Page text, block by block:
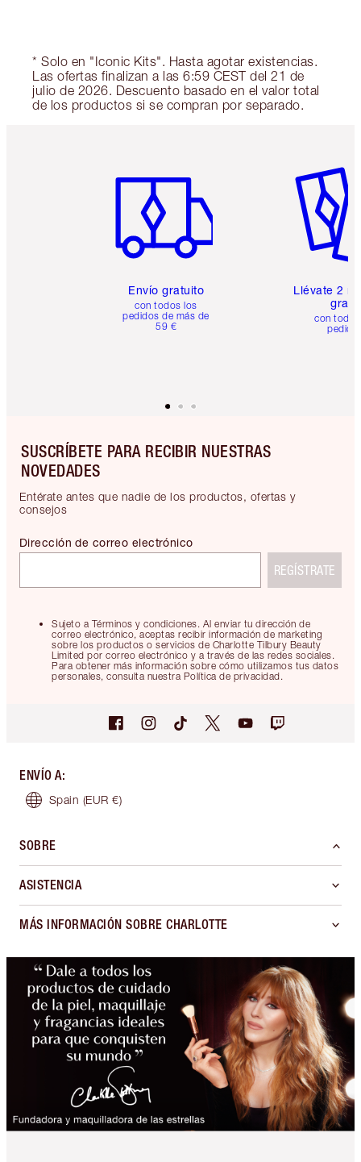
* Solo en "Iconic Kits". Hasta agotar existencias.
Las ofertas finalizan a las 6:59 CEST del 21 de
julio de 2026. Descuento basado en el valor total
de los productos si se compran por separado.
Envío gratuito
con todos los
pedidos de más de
59 €
Llévate 2
gratis
con
SUSCRÍBETE PARA RECIBIR NUESTRAS
NOVEDADES
Entérate antes que nadie de los productos, ofertas y
consejos
Sujeto a Términos y condiciones. Al enviar tu dirección de
correo electrónico, aceptas recibir información de marketing
sobre los productos o servicios de Charlotte Tilbury Beauty
Limited por correo electrónico y a través de las redes sociales.
Para obtener más información sobre cómo utilizamos tus datos
personales, consulta nuestra Política de privacidad.
Dirección de correo electrónico
REGÍSTRATE
ENVÍO A:
Spain (EUR €)
SOBRE
ASISTENCIA
MÁS INFORMACIÓN SOBRE CHARLOTTE